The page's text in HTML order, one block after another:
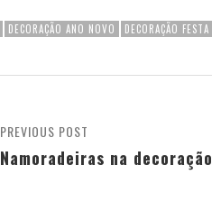
DECORAÇÃO ANO NOVO DECORAÇÃO FESTA
PREVIOUS POST
Namoradeiras na decoração